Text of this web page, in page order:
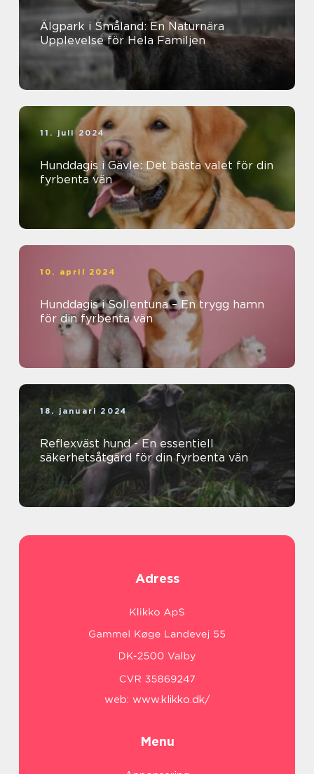
Älgpark i Småland: En Naturnära
Upplevelse för Hela Familjen
11. juli 2024
Hunddagis i Gävle: Det bästa valet för din
fyrbenta vän
10. april 2024
Hunddagis i Sollentuna – En trygg hamn
för din fyrbenta vän
18. januari 2024
Reflexväst hund - En essentiell
säkerhetsåtgärd för din fyrbenta vän
Adress
web: www.klikko.dk/
Menu